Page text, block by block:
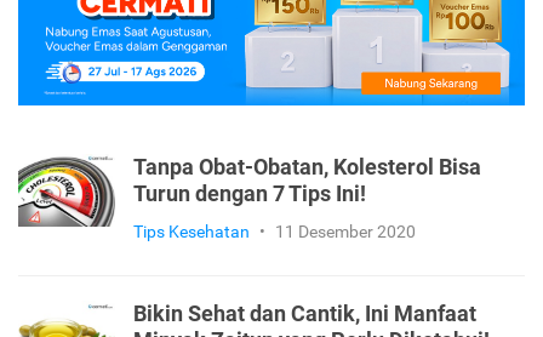
Tanpa Obat-Obatan, Kolesterol Bisa
Turun dengan 7 Tips Ini!
Tips Kesehatan • 11 Desember 2020
Bikin Sehat dan Cantik, Ini Manfaat